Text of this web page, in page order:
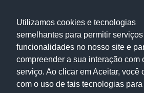
Utilizamos cookies e tecnologias
semelhantes para permitir
funcionalidades no nosso site e
compreender a sua interação com
serviço. Ao clicar em Aceitar, você
com o uso de tais tecnologias